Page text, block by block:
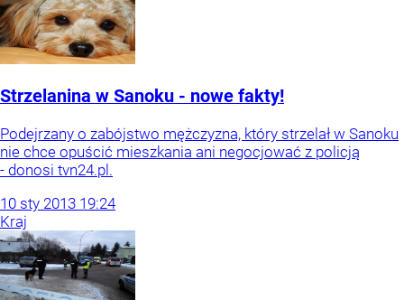
Strzelanina w Sanoku - nowe fakty!
Podejrzany o zabójstwo mężczyzna, który strzelał w Sanoku
nie chce opuścić mieszkania ani negocjować z policją
- donosi tvn24.pl.
10 sty 2013 19:24
Kraj